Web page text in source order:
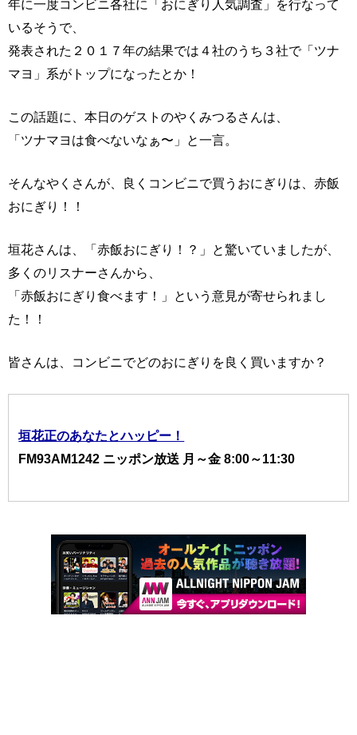
年に一度コンビニ各社に「おにぎり人気調査」を行なって
いるそうで、
発表された２０１７年の結果では４社のうち３社で「ツナ
マヨ」系がトップになったとか！
この話題に、本日のゲストのやくみつるさんは、
「ツナマヨは食べないなぁ〜」と一言。
そんなやくさんが、良くコンビニで買うおにぎりは、赤飯
おにぎり！！
垣花さんは、「赤飯おにぎり！？」と驚いていましたが、
多くのリスナーさんから、
「赤飯おにぎり食べます！」という意見が寄せられまし
た！！
皆さんは、コンビニでどのおにぎりを良く買いますか？
垣花正のあなたとハッピー！
FM93AM1242 ニッポン放送 月～金 8:00～11:30